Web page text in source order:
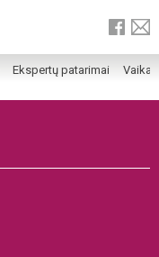
Ekspertų patarimai